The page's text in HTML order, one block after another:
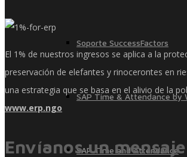
Soporte SuccessFactors
SAP Time & Attendance by
SAP Time and Attendance
El 1% de nuestros ingresos se aplica a la
preservación de elefantes y rinocerontes en
una estrategia que se basa en el alivio de la
www.erp.ngo
Envíanos un mensaje